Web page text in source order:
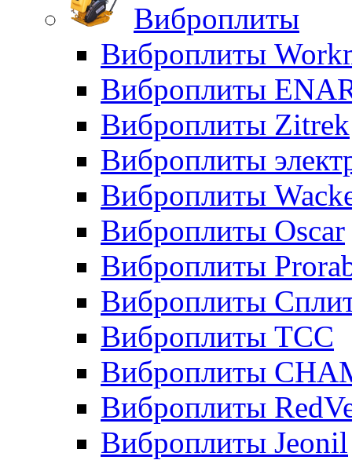
Виброплиты
Виброплиты
Виброплиты
Виброплиты Zitrek
Виброплиты
Виброплиты
Виброплиты Oscar
Виброплиты
Виброплиты
Виброплиты ТСС
Виброплиты
Виброплиты
Виброплиты Jeonil